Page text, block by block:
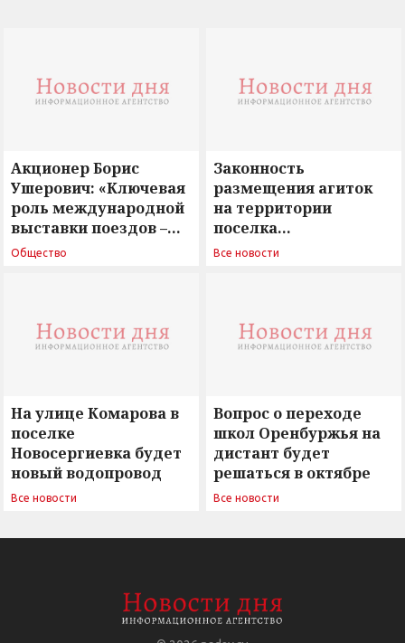
Акционер Борис
Ушерович: «Ключевая
роль международной
выставки поездов –
поиск ответов на
Общество
Законность
размещения агиток
на территории
поселка
Новосергиевка
Все новости
На улице Комарова в
поселке
Новосергиевка будет
новый водопровод
Все новости
Вопрос о переходе
школ Оренбуржья на
дистант будет
решаться в октябре
Все новости